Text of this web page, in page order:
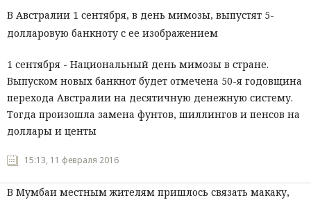
В Австралии 1 сентября, в день мимозы, выпустят 5-
долларовую банкноту с ее изображением
1 сентября - Национальный день мимозы в стране.
Выпуском новых банкнот будет отмечена 50-я годовщина
перехода Австралии на десятичную денежную систему.
Тогда произошла замена фунтов, шиллингов и пенсов на
доллары и центы
15:13, 11 февраля 2016
В Мумбаи местным жителям пришлось связать макаку,